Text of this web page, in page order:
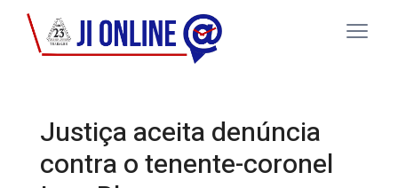
Justiça aceita denúncia
contra o tenente-coronel